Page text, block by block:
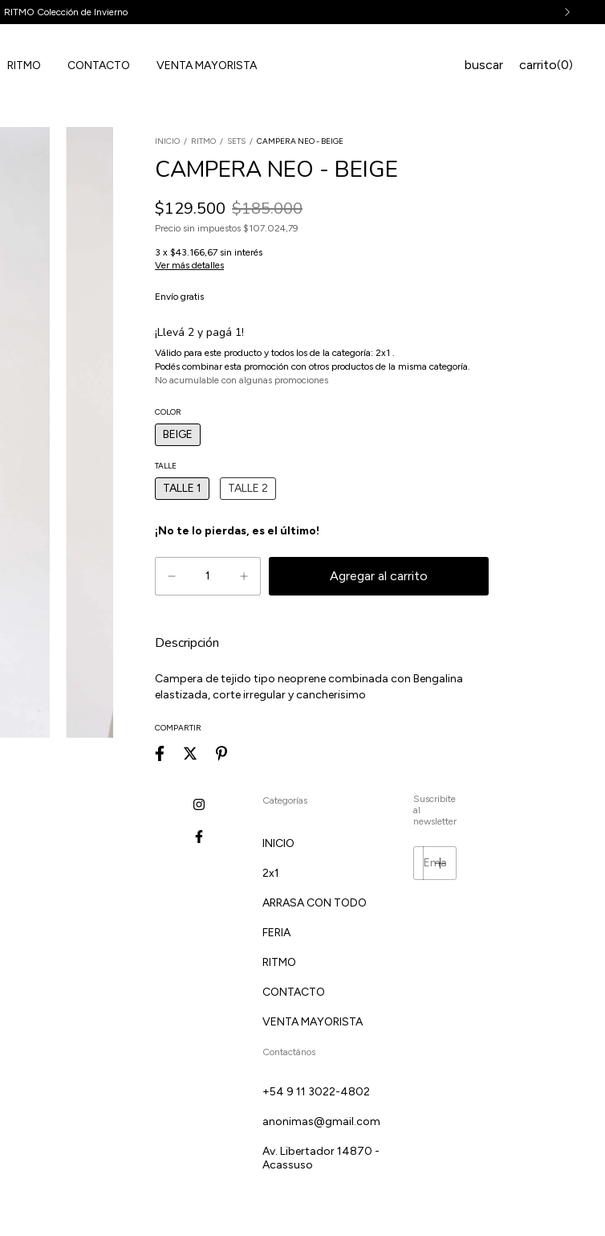
3 CUOTAS SIN MONTO MINIMO & 6 CUOTAS SIN INTERÉS EN COMPRAS MAYORES A $200.000
RITMO CONTACTO VENTA MAYORISTA buscar carrito(0)
INICIO / RITMO / SETS / CAMPERA NEO - BEIGE
CAMPERA NEO - BEIGE
$129.500 $185.000
Precio sin impuestos $107.024,79
3 x $43.166,67 sin interés
Ver más detalles
Envío gratis
¡Llevá 2 y pagá 1!
Válido para este producto y todos los de la categoría: 2x1 .
Podés combinar esta promoción con otros productos de la misma categoría.
No acumulable con algunas promociones
COLOR
BEIGE
TALLE
TALLE 1 TALLE 2
¡No te lo pierdas, es el último!
Descripción
Campera de tejido tipo neoprene combinada con Bengalina
elastizada, corte irregular y cancherisimo
COMPARTIR
Categorías
INICIO
2x1
ARRASA CON TODO
FERIA
RITMO
CONTACTO
VENTA MAYORISTA
Contactános
+54 9 11 3022-4802
anonimas@gmail.com
Av. Libertador 14870 -
Acassuso
Suscribite
al
newsletter